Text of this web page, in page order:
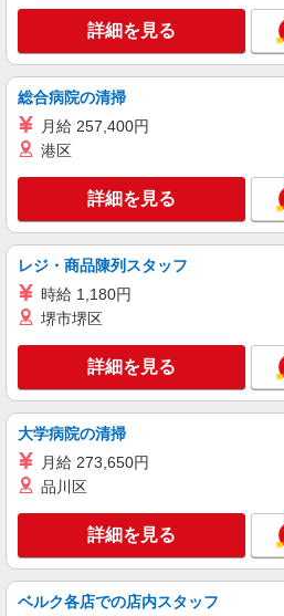
愛知県名古屋市
さしまライブ駅 ●さ
から徒歩の方も多い
キープ
派遣社員
パーソルテンプスタッフ株式会社 名古
［名駅直結］緊張
officeでの事務の
時給1600円 【月
21日＝235,200円
愛知県名古屋
＜地下街から直結★
キープ
派遣社員
パーソルテンプスタッフ株式会社 名古
ー/26-0588013
［9月スタート］
時給1750円 【月
21日＝294,000円（
【名駅直結｜JPタワ
詳細を見る
総合病院の清掃
月給 257,400円
港区
詳細を見る
レジ・商品陳列スタッフ
時給 1,180円
堺市堺区
詳細を見る
大学病院の清掃
月給 273,650円
品川区
詳細を見る
ベルク各店での店内スタッフ